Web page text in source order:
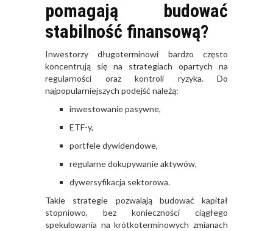
pomagają budować
stabilność finansową?
Inwestorzy długoterminowi bardzo często
koncentrują się na strategiach opartych na
regularności oraz kontroli ryzyka. Do
najpopularniejszych podejść należą:
inwestowanie pasywne,
ETF-y,
portfele dywidendowe,
regularne dokupywanie aktywów,
dywersyfikacja sektorowa.
Takie strategie pozwalają budować kapitał
stopniowo, bez konieczności ciągłego
spekulowania na krótkoterminowych zmianach